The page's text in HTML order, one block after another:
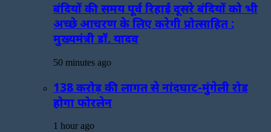
बंदियों की समय पूर्व रिहाई दूसरे बंदियों को भी
अच्छे आचरण के लिए करेगी प्रोत्साहित :
मुख्यमंत्री डॉ. यादव
50 minutes ago
138 करोड़ की लागत से नांदघाट-मुंगेली रोड
होगा फोरलेन
1 hour ago